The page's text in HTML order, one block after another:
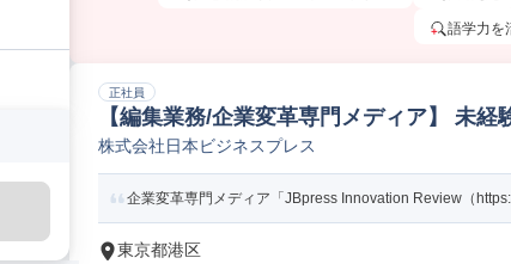
語学力を
正社員
【編集業務/企業変革専門メディア】 未
レクター
株式会社日本ビジネスプレス
企業変革専門メディア「JBpress Innovation Review（
東京都港区